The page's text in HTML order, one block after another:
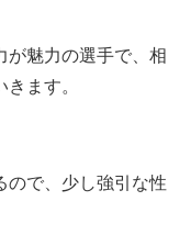
が魅力の選手で、相
ます。
ので、少し強引な性